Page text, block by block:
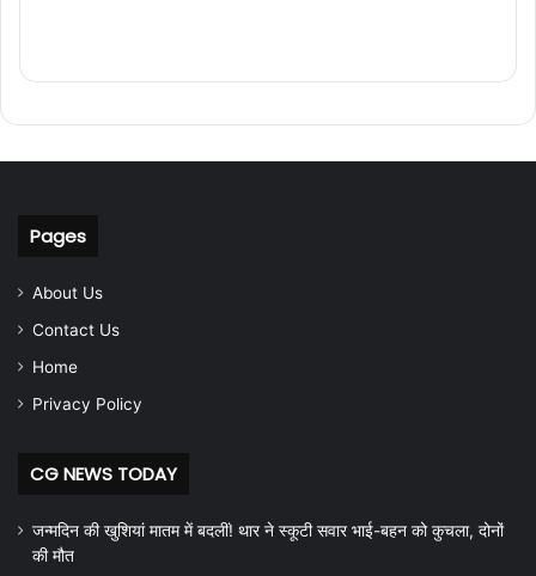
Pages
About Us
Contact Us
Home
Privacy Policy
CG NEWS TODAY
जन्मदिन की खुशियां मातम में बदलीं! थार ने स्कूटी सवार भाई-बहन को कुचला, दोनों
की मौत